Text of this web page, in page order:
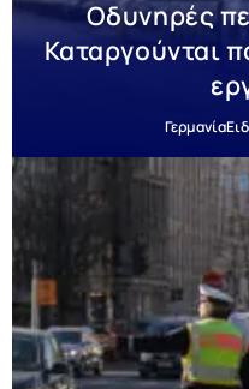
Οδυνηρές
Καταργούνται
Γερμανία